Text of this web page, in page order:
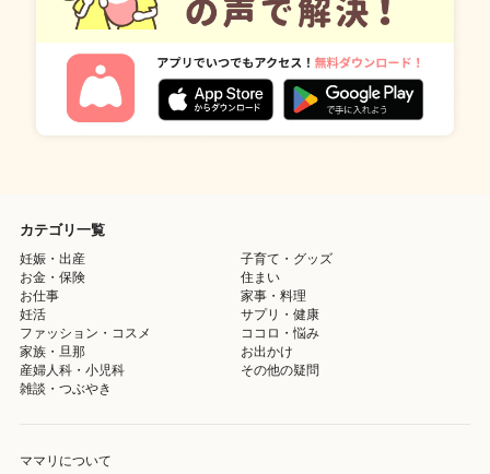
カテゴリ一覧
妊娠・出産
子育て・グッズ
お金・保険
住まい
お仕事
家事・料理
妊活
サプリ・健康
ファッション・コスメ
ココロ・悩み
家族・旦那
お出かけ
産婦人科・小児科
その他の疑問
雑談・つぶやき
ママリについて